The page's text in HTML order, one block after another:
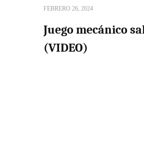
FEBRERO 26, 2024
Juego mecánico
(VIDEO)